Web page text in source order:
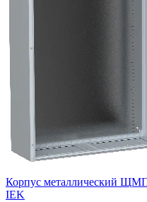
Корпус металлический
IEK